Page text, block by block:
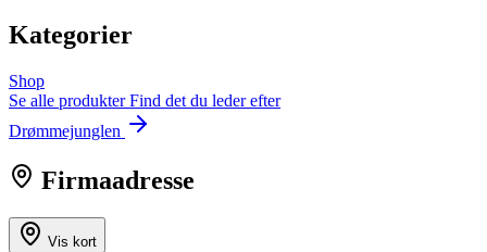
Kategorier
Shop
Se alle produkterFind det du leder efter
Drømmejunglen
Firmaadresse
Vis kort